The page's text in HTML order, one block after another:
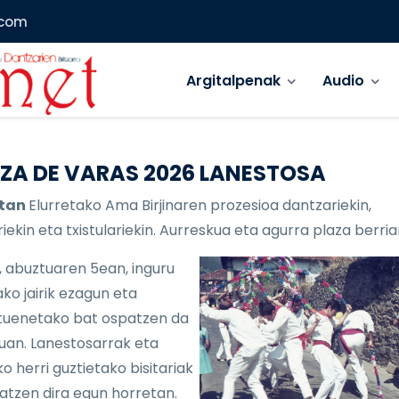
Argitalpenak Audio
DE VARAS 2026 LANESTOSA
Elurretako Ama Birjinaren prozesioa dantzariekin,
eta txistulariekin. Aurreskua eta agurra plaza
abuztuaren 5ean, inguru
jairik ezagun eta
bat ospatzen da
Lanestosarrak eta
herri guztietako bisitariak
dira egun horretan.